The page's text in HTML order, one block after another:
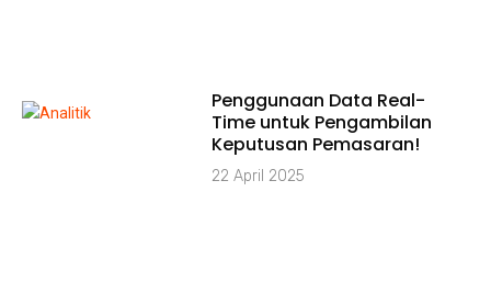
Penggunaan Data Real-
Time untuk Pengambilan
Keputusan Pemasaran!
22 April 2025